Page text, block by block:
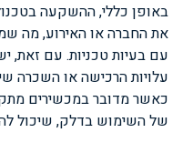
באופן כללי, ההשקעה
את החברה או האירוע, מה
עם בעיות טכניות. עם זאת,
עלויות הרכישה או השכרה
כאשר מדובר במכשירים
של השימוש בדלק, שיכול